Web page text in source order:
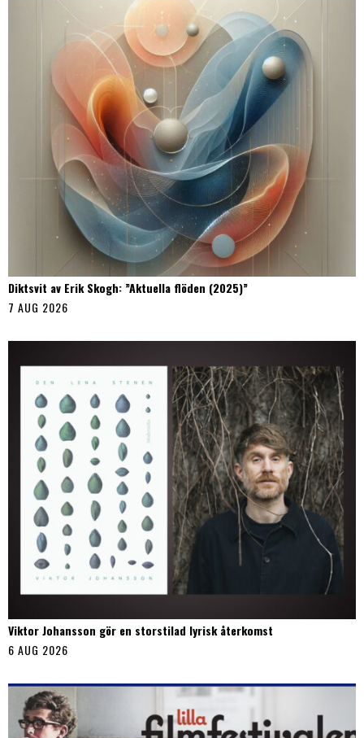
Diktsvit av Erik Skogh: ”Aktuella flöden (2025)”
7 AUG 2026
Viktor Johansson gör en storstilad lyrisk återkomst
6 AUG 2026